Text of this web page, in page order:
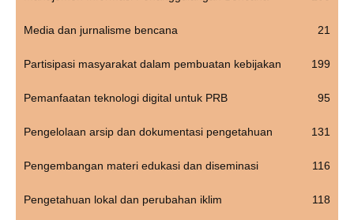
Media dan jurnalisme bencana 21
Partisipasi masyarakat dalam pembuatan kebijakan 199
Pemanfaatan teknologi digital untuk PRB 95
Pengelolaan arsip dan dokumentasi pengetahuan 131
Pengembangan materi edukasi dan diseminasi 116
Pengetahuan lokal dan perubahan iklim 118